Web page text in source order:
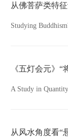
从佛菩萨类特
Studying
《五灯会元》
A Study in
从风水角度看“